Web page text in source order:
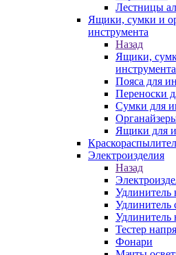
Лестницы
Ящики, сумки и
инструмента
Назад
Ящики,
инструмента
Пояса для
Переноски
Сумки для
Ящики для
Электроизделия
Назад
Удлинитель
Удлинитель
Удлинитель
Тестер
Фонари